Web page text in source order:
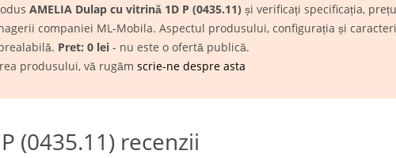
AMELIA Dulap cu vitrină 1D P (0435.11) și verificați specificația,
companiei ML-Mobila. Aspectul produsului, configurația și
Pret: 0 lei - nu este o ofertă publică.
produsului, vă rugăm scrie-ne despre asta
(0435.11) recenzii